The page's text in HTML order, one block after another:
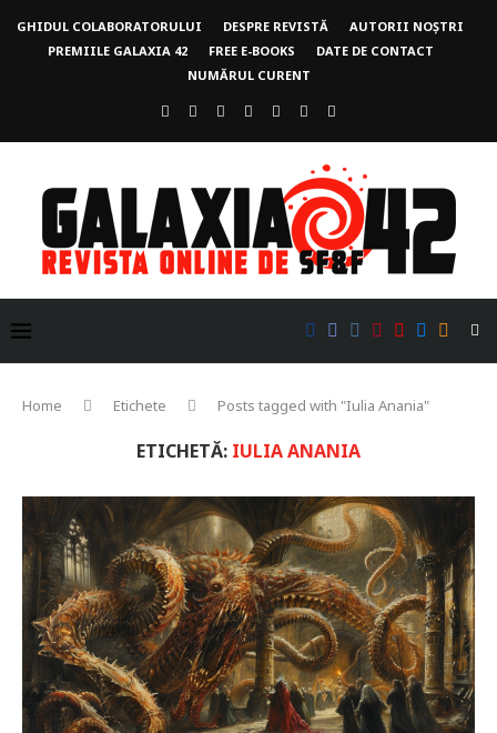
GHIDUL COLABORATORULUI DESPRE REVISTĂ
AUTORII NOȘTRI
PREMIILE GALAXIA 42
FREE E-BOOKS
DATE DE CONTACT
NUMĂRUL CURENT
Home Etichete Posts tagged with "Iulia Anania"
ETICHETĂ: IULIA ANANIA